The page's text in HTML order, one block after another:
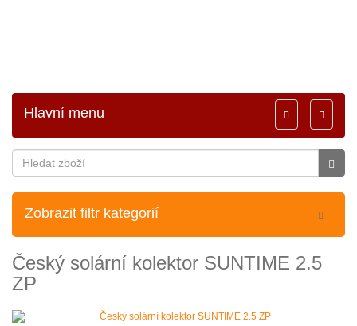
Toggle
Toggle
navigation
Hlavní menu
Zobrazit filtr kategorií
Český solární kolektor SUNTIME 2.5
ZP